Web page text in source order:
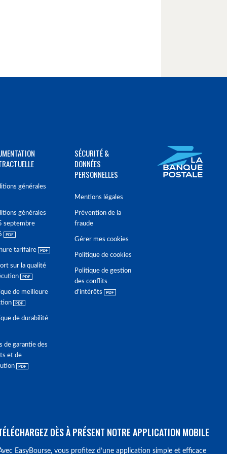
générales
générales
septembre
tarifaire
sur la qualité
de meilleure
de durabilité
de garantie des
et de
SÉCURITÉ &
DONNÉES
PERSONNELLES
Mentions légales
Prévention de la
fraude
Gérer mes cookies
Politique de cookies
Politique de gestion
des conflits
d'intérêts
DÈS À PRÉSENT NOTRE APPLICATION MOBILE
EasyBourse, vous profitez d’une application simple et efficace